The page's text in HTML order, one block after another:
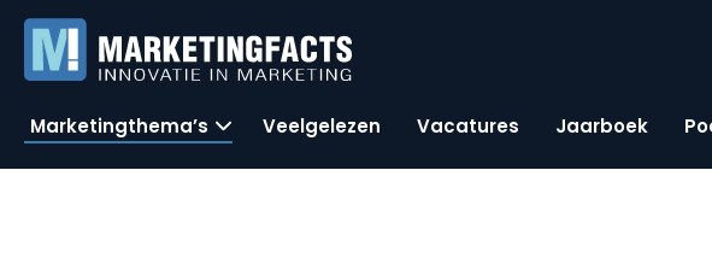
Marketingthema’s Veelgelezen Vacatures Jaarboek